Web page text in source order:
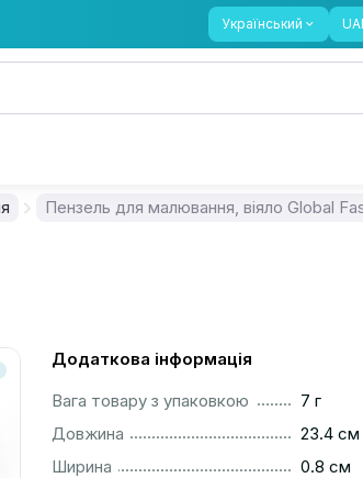
Український
Пензель для малювання, віяло Global
Додаткова інформація
Вага товару з упаковкою
7 г
Довжина
23.4 см
Ширина
0.8 см